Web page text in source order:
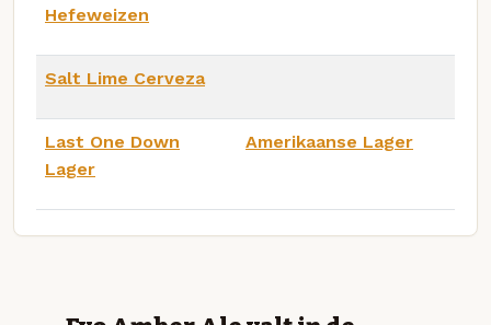
Hefeweizen
Salt Lime Cerveza
Last One Down
Lager
Amerikaanse Lager